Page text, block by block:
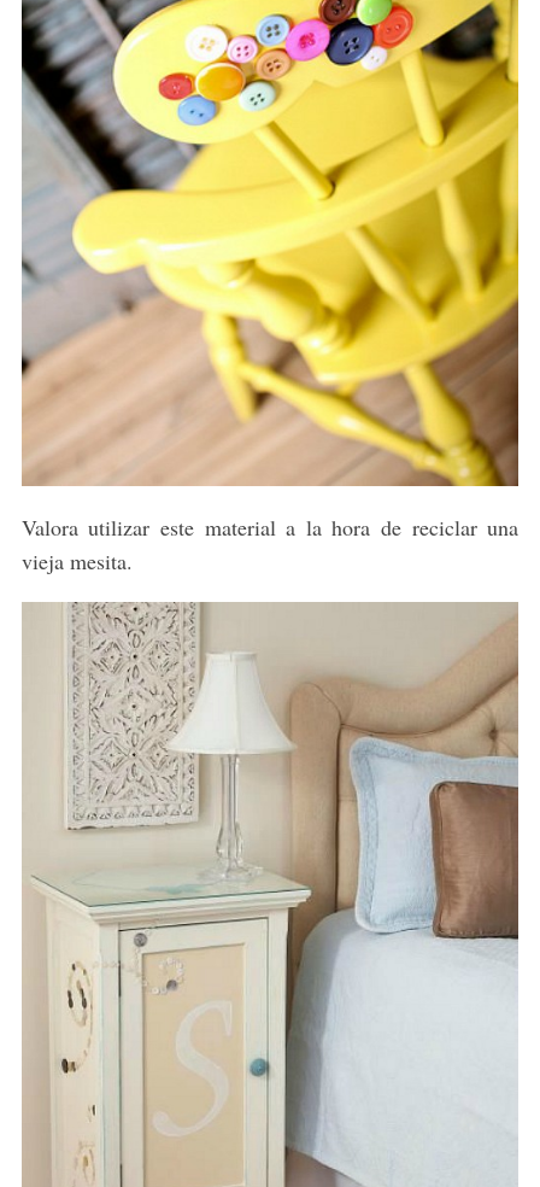
Valora utilizar este material a la hora de reciclar una
vieja mesita.